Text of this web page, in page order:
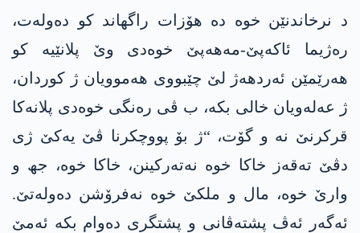
د نرخاندنێن خوە دە هۆزات راگهاند کو دەولەت،
رەژیما ئاکەپێ-مەھەپێ خوەدی وێ پلانێیە کو
هەرێمێن ئەردهەژ لێ چێبووی ھەموویان ژ کوردان،
ژ عەلەویان خالی بکە، ب ڤی رەنگی خوەدی پلانەکا
قرکرنێ نە و گۆت، “ژ بۆ پووچکرنا ڤێ یەکێ ژی
دڤێ تەقەز خاکا خوە نەتەرکینن، خاکا خوە، جھ و
وارێ خوە، مال و ملکێ خوە نەفرۆشن دەولەتێ.
ئەگەر ئەڤ پشتەڤانی و پشتگری دەوام بکە ئەمێ